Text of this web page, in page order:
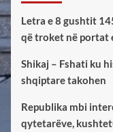
Letra e 8 gushtit
që troket në portat
Shikaj – Fshati ku
shqiptare takohen
Republika mbi
qytetarëve,